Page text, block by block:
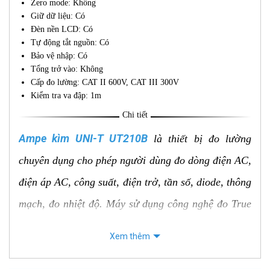
Zero mode: Không
Giữ dữ liệu: Có
Đèn nền LCD: Có
Tự động tắt nguồn: Có
Bảo vệ nhập: Có
Tổng trở vào: Không
Cấp đo lường: CAT II 600V, CAT III 300V
Kiểm tra va đập: 1m
Chi tiết
Ampe kìm UNI-T UT210B là thiết bị đo lường
chuyên dụng cho phép người dùng đo dòng điện AC,
điện áp AC, công suất, điện trở, tần số, diode, thông
mạch, đo nhiệt độ. Máy sử dụng công nghệ đo True
Xem thêm